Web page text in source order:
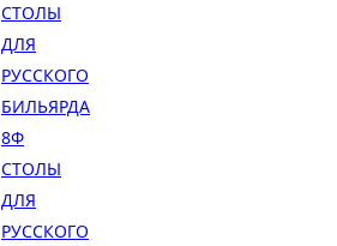
СТОЛЫ
ДЛЯ
РУССКОГО
БИЛЬЯРДА
8Ф
СТОЛЫ
ДЛЯ
РУССКОГО